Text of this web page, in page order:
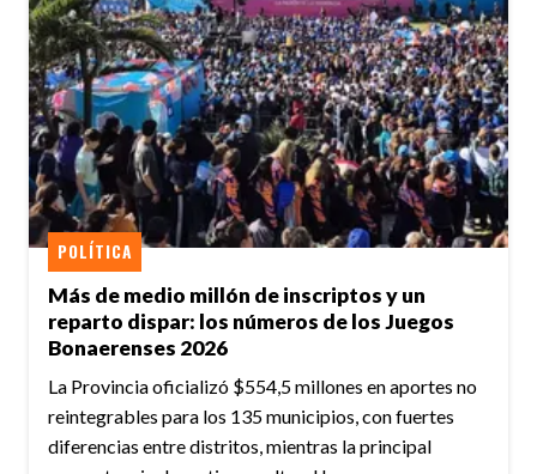
Más de medio millón de inscriptos y un
reparto dispar: los números de los Juegos
Bonaerenses 2026
POLÍTICA
La Provincia oficializó $554,5 millones en aportes no
reintegrables para los 135 municipios, con fuertes
diferencias entre distritos, mientras la principal